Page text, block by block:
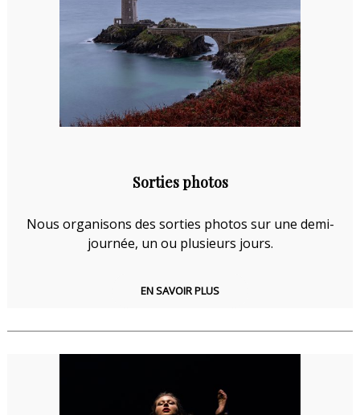
Sorties photos
Nous organisons des sorties photos sur une demi-
journée, un ou plusieurs jours.
EN SAVOIR PLUS